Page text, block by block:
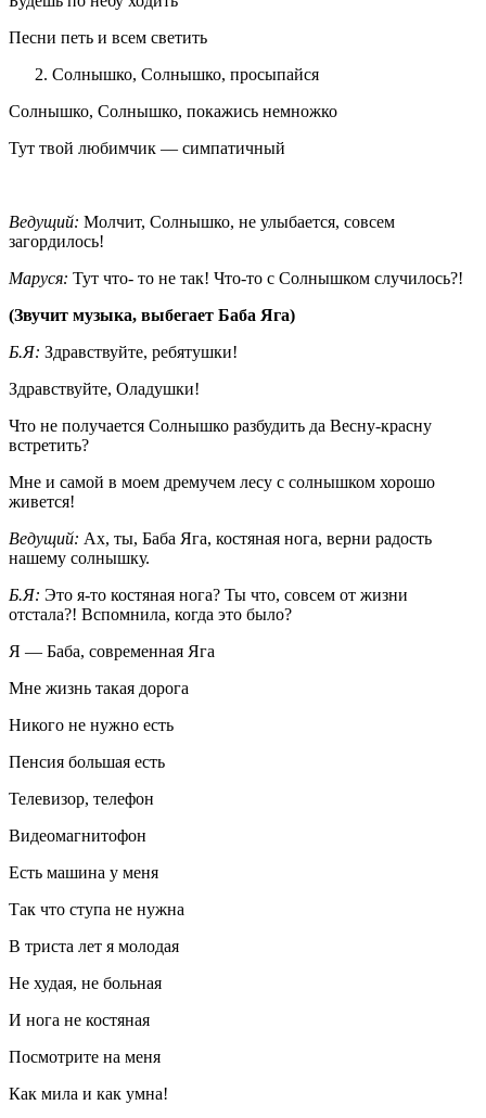
Песни петь и всем светить
Солнышко, Солнышко, просыпайся
Солнышко, Солнышко, покажись немножко
Тут твой любимчик — симпатичный
Ведущий: Молчит, Солнышко, не улыбается, совсем
загордилось!
Маруся: Тут что- то не так! Что-то с Солнышком случилось?!
(Звучит музыка, выбегает Баба Яга)
Б.Я: Здравствуйте, ребятушки!
Здравствуйте, Оладушки!
Что не получается Солнышко разбудить да Весну-красну
встретить?
Мне и самой в моем дремучем лесу с солнышком хорошо
живется!
Ведущий: Ах, ты, Баба Яга, костяная нога, верни радость
нашему солнышку.
Б.Я: Это я-то костяная нога? Ты что, совсем от жизни
отстала?! Вспомнила, когда это было?
Я — Баба, современная Яга
Мне жизнь такая дорога
Никого не нужно есть
Пенсия большая есть
Телевизор, телефон
Видеомагнитофон
Есть машина у меня
Так что ступа не нужна
В триста лет я молодая
Не худая, не больная
И нога не костяная
Посмотрите на меня
Как мила и как умна!